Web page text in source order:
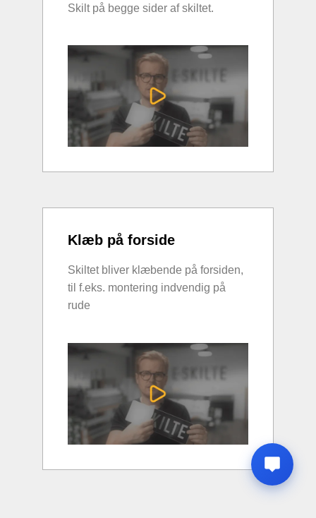
Skilt på begge sider af skiltet.
Klæb på forside
Skiltet bliver klæbende på forsiden,
til f.eks. montering indvendig på
rude